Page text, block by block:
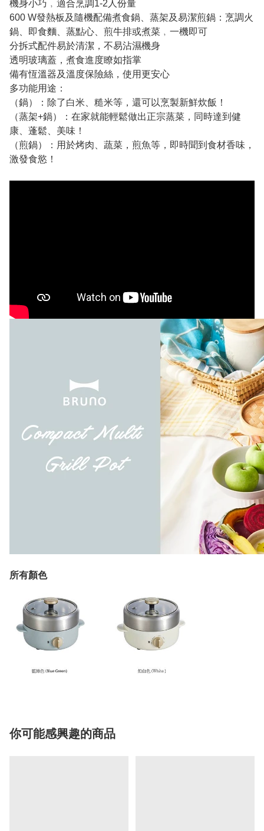
機身小巧﹐適合烹調1-2人份量
600 W發熱板及隨機配備煮食鍋、蒸架及易潔煎鍋：烹調火
鍋、即食麵、蒸點心、煎牛排或煮菜﹐一機即可
分拆式配件易於清潔，不易沾濕機身
透明玻璃蓋，煮食進度瞭如指掌
備有恆溫器及溫度保險絲，使用更安心
多功能用途：
（鍋）：除了白米、糙米等，還可以烹製新鮮炊飯！
（蒸架+鍋）：在家就能輕鬆做出正宗蒸菜，同時達到健
康、蓬鬆、美味！
（煎鍋）：用於烤肉、蔬菜，煎魚等，即時聞到食材香味，
激發食慾！
所有顏色
你可能感興趣的商品